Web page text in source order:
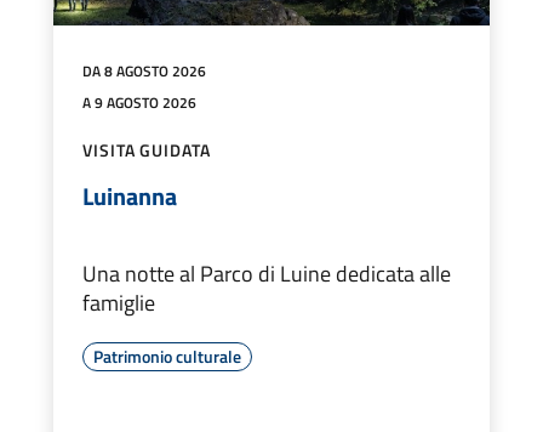
DA 8 AGOSTO 2026
A 9 AGOSTO 2026
VISITA GUIDATA
Luinanna
Una notte al Parco di Luine dedicata alle
famiglie
Patrimonio culturale